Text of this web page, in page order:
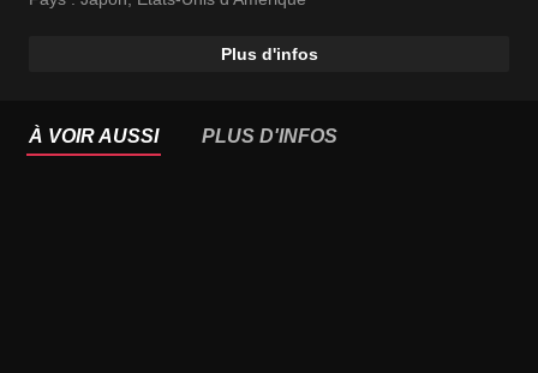
Plus d'infos
À VOIR AUSSI PLUS D'INFOS